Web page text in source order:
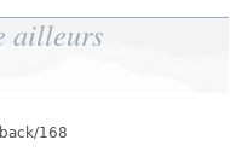
ailleurs
168